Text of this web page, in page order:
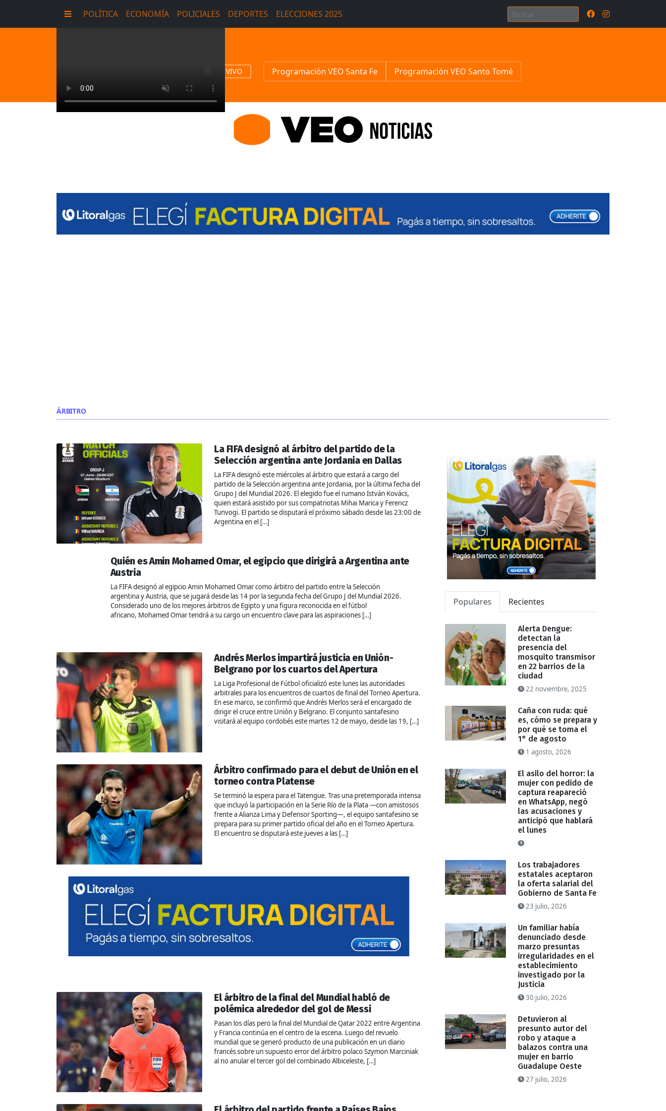
POLÍTICA ECONOMÍA POLICIALES DEPORTES ELECCIONES 2025
EN VIVO Programación VEO Santa Fe Programación VEO Santo Tomé
ÁRBITRO
La FIFA designó al árbitro del partido de la
Selección argentina ante Jordania en Dallas
La FIFA designó este miércoles al árbitro que estará a cargo del
partido de la Selección argentina ante Jordania, por la última fecha del
Grupo J del Mundial 2026. El elegido fue el rumano István Kovács,
quien estará asistido por sus compatriotas Mihai Marica y Ferencz
Tunvogi. El partido se disputará el próximo sábado desde las 23:00 de
Argentina en el […]
Quién es Amin Mohamed Omar, el egipcio que dirigirá a Argentina ante
Austria
La FIFA designó al egipcio Amin Mohamed Omar como árbitro del partido entre la Selección
argentina y Austria, que se jugará desde las 14 por la segunda fecha del Grupo J del Mundial 2026.
Considerado uno de los mejores árbitros de Egipto y una figura reconocida en el fútbol
africano, Mohamed Omar tendrá a su cargo un encuentro clave para las aspiraciones […]
Andrés Merlos impartirá justicia en Unión-
Belgrano por los cuartos del Apertura
La Liga Profesional de Fútbol oficializó este lunes las autoridades
arbitrales para los encuentros de cuartos de final del Torneo Apertura.
En ese marco, se confirmó que Andrés Merlos será el encargado de
dirigir el cruce entre Unión y Belgrano. El conjunto santafesino
visitará al equipo cordobés este martes 12 de mayo, desde las 19, […]
Árbitro confirmado para el debut de Unión en el
torneo contra Platense
Se terminó la espera para el Tatengue. Tras una pretemporada intensa
que incluyó la participación en la Serie Río de la Plata —con amistosos
frente a Alianza Lima y Defensor Sporting—, el equipo santafesino se
prepara para su primer partido oficial del año en el Torneo Apertura.
El encuentro se disputará este jueves a las […]
El árbitro de la final del Mundial habló de
polémica alrededor del gol de Messi
Pasan los días pero la final del Mundial de Qatar 2022 entre Argentina
y Francia continúa en el centro de la escena. Luego del revuelo
mundial que se generó producto de una publicación en un diario
francés sobre un supuesto error del árbitro polaco Szymon Marciniak
al no anular el tercer gol del combinado Albiceleste, […]
Populares Recientes
Alerta Dengue:
detectan la
presencia del
mosquito transmisor
en 22 barrios de la
ciudad
22 noviembre, 2025
Caña con ruda: qué
es, cómo se prepara y
por qué se toma el
1° de agosto
1 agosto, 2026
El asilo del horror: la
mujer con pedido de
captura reapareció
en WhatsApp, negó
las acusaciones y
anticipó que hablará
el lunes
Los trabajadores
estatales aceptaron
la oferta salarial del
Gobierno de Santa Fe
23 julio, 2026
Un familiar había
denunciado desde
marzo presuntas
irregularidades en el
establecimiento
investigado por la
Justicia
30 julio, 2026
Detuvieron al
presunto autor del
robo y ataque a
balazos contra una
mujer en barrio
Guadalupe Oeste
27 julio, 2026